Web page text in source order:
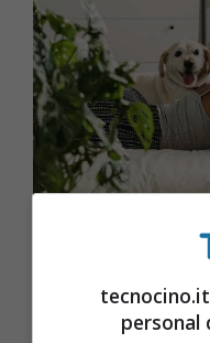
manga/
action, cresce
personal